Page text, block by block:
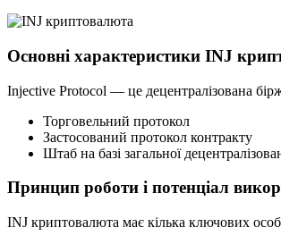
Основні характеристики INJ
Injective Protocol — це децентралізована
Торговельний протокол
Застосований протокол контракту
Штаб на базі загальної
Принцип роботи і потенціал
INJ криптовалюта має кілька ключових